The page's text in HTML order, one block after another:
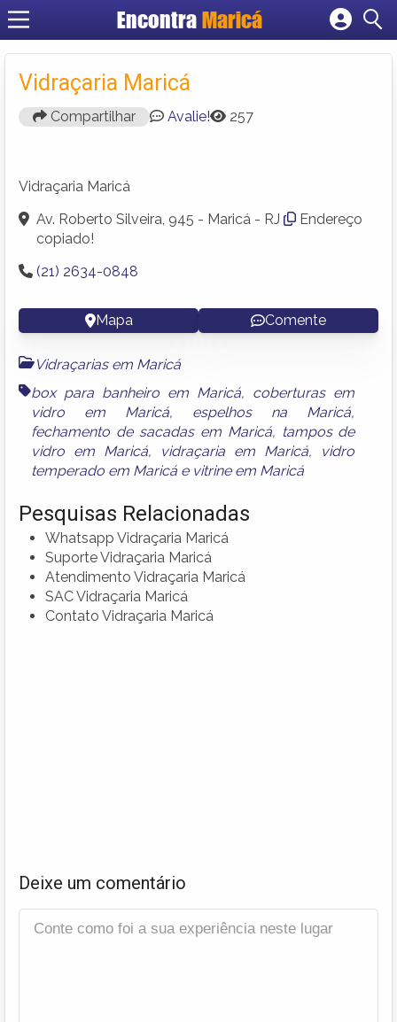
EncontraMaricá
Cadastrar empresa
Criar conta
Vidraçaria Maricá
Compartilhar Avalie! 257
Vidraçaria Maricá
Av. Roberto Silveira, 945 - Maricá - RJ
Endereço
copiado!
(21) 2634-0848
Mapa Comente
Vidraçarias em Maricá
box para banheiro em Maricá, coberturas em
vidro em Maricá, espelhos na Maricá,
fechamento de sacadas em Maricá, tampos de
vidro em Maricá, vidraçaria em Maricá, vidro
temperado em Maricá e vitrine em Maricá
Pesquisas Relacionadas
Whatsapp Vidraçaria Maricá
Suporte Vidraçaria Maricá
Atendimento Vidraçaria Maricá
SAC Vidraçaria Maricá
Contato Vidraçaria Maricá
Deixe um comentário